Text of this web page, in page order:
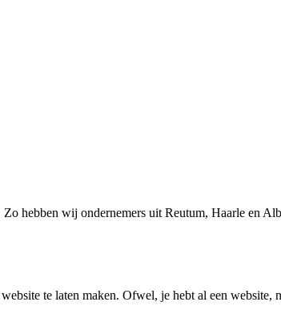
hebben wij ondernemers uit Reutum, Haarle en
te laten maken. Ofwel, je hebt al een website,